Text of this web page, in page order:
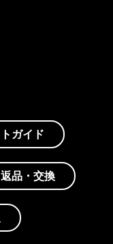
ガイド
返品・交換